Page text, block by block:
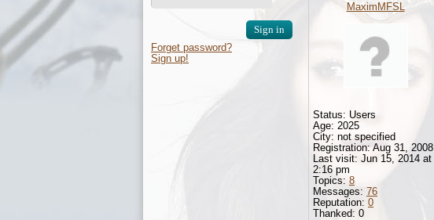
Forget password?
Sign up!
MaximMFSL
Status: Users
Age: 2025
City: not specified
Registration: Aug 31, 2008
Last visit: Jun 15, 2014 at
2:16 pm
Topics: 8
Messages: 76
Reputation: 0
Thanked: 0